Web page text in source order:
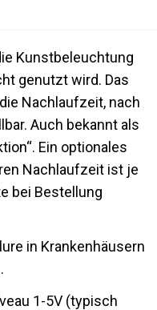
Kunstbeleuchtung
genutzt wird. Das
Nachlaufzeit, nach
Auch bekannt als
Ein optionales
Nachlaufzeit ist je
bei Bestellung
in Krankenhäusern
1-5V (typisch